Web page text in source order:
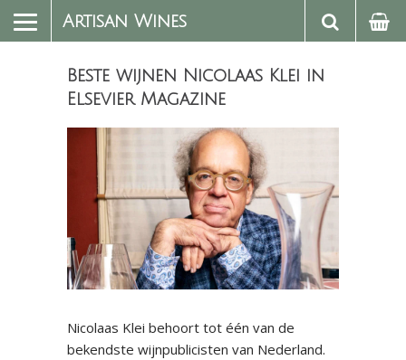
Artisan Wines
Beste wijnen Nicolaas Klei in
Elsevier Magazine
Nicolaas Klei behoort tot één van de
bekendste wijnpublicisten van Nederland.